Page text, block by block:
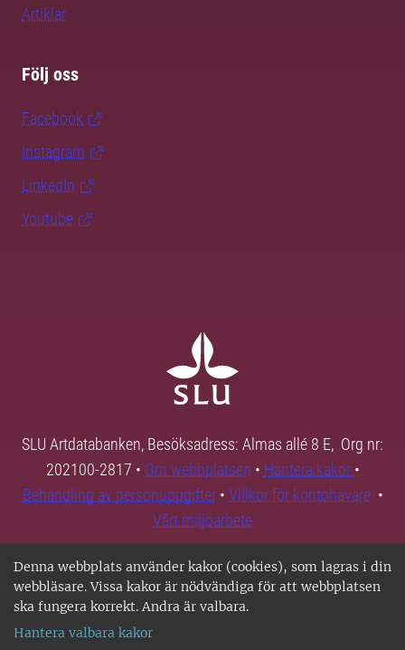
Denna webbplats använder kakor (cookies), som lagras i din
webbläsare. Vissa kakor är nödvändiga för att webbplatsen
ska fungera korrekt. Andra är valbara.
Hantera valbara kakor
Artiklar
Följ oss
Facebook
Instagram
LinkedIn
Youtube
SLU Artdatabanken, Besöksadress: Almas allé 8 E, Org nr:
202100-2817 • Om webbplatsen • Hantera kakor •
Behandling av personuppgifter• Villkor för kontohavare•
Vårt miljöarbete